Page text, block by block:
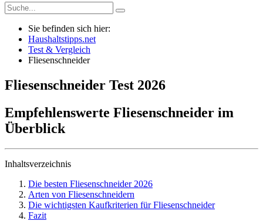
Sie befinden sich hier:
Haushaltstipps.net
Test & Vergleich
Fliesenschneider
Fliesenschneider Test 2026
Empfehlenswerte Fliesenschneider im
Überblick
Inhaltsverzeichnis
Die besten Fliesenschneider 2026
Arten von Fliesenschneidern
Die wichtigsten Kaufkriterien für Fliesenschneider
Fazit